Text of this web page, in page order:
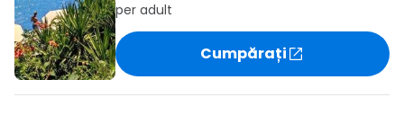
per adult
Cumpărați